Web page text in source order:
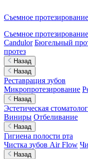
Съемное протезирование
Съемное протезирование
Candulor Бюгельный
протез
Назад
Назад
Реставрация зубов
Микропротезирование
Назад
Эстетическая
Виниры Отбеливание
Назад
Гигиена полости рта
Чистка зубов Air Flow
Назад